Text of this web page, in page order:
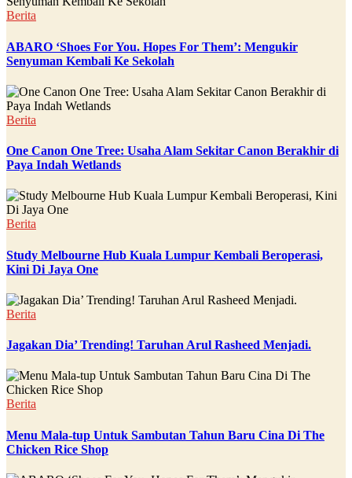
Berita
ABARO ‘Shoes For You. Hopes For Them’: Mengukir
Senyuman Kembali Ke Sekolah
Berita
One Canon One Tree: Usaha Alam Sekitar Canon Berakhir di
Paya Indah Wetlands
Berita
Study Melbourne Hub Kuala Lumpur Kembali Beroperasi,
Kini Di Jaya One
Berita
Jagakan Dia’ Trending! Taruhan Arul Rasheed Menjadi.
Berita
Menu Mala-tup Untuk Sambutan Tahun Baru Cina Di The
Chicken Rice Shop